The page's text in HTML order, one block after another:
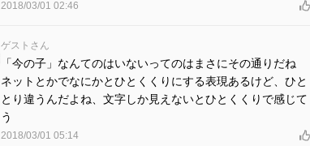
2018/03/01 02:46
ゲストさん
「今の子」なんてのはいないってのはまさにその通りだね
ネットとかでなにかとひとくくりにする表現あるけど、ひと
とり違うんだよね、文字しか見えないとひとくくりで感じ
う
2018/03/01 05:14